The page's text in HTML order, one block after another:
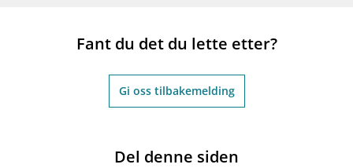
Fant du det du lette etter?
Gi oss tilbakemelding
Del denne siden